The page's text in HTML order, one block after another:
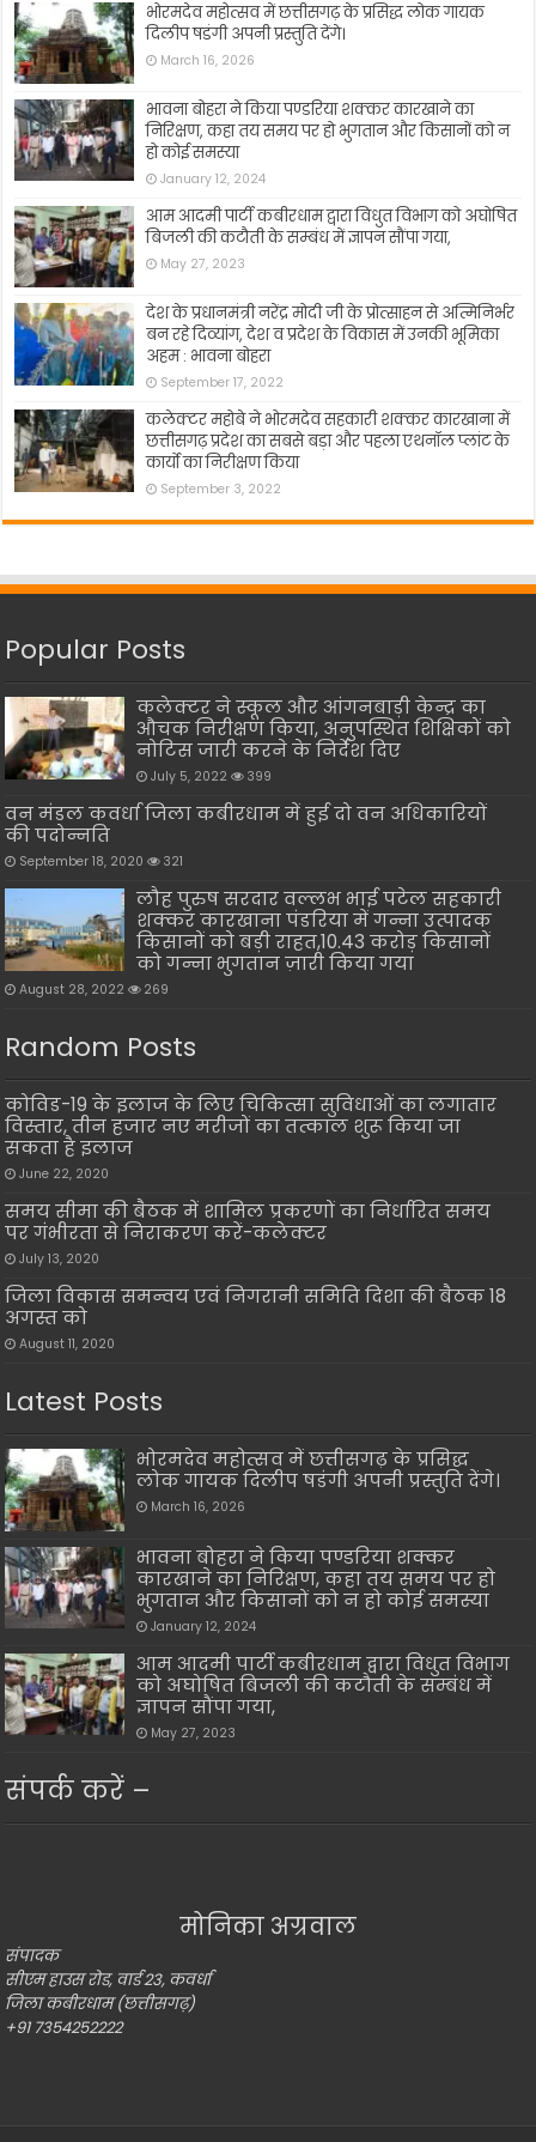
भोरमदेव महोत्सव में छत्तीसगढ़ के प्रसिद्ध लोक गायक
दिलीप षडंगी अपनी प्रस्तुति देंगे।
March 16, 2026
भावना बोहरा ने किया पण्डरिया शक्कर कारखाने का
निरिक्षण, कहा तय समय पर हो भुगतान और किसानों को न
हो कोई समस्या
January 12, 2024
आम आदमी पार्टी कबीरधाम द्वारा विधुत विभाग को अघोषित
बिजली की कटौती के सम्बंध में ज्ञापन सौंपा गया,
May 27, 2023
देश के प्रधानमंत्री नरेंद्र मोदी जी के प्रोत्साहन से अत्मिनिर्भर
बन रहे दिव्यांग, देश व प्रदेश के विकास में उनकी भूमिका
अहम : भावना बोहरा
September 17, 2022
कलेक्टर महोबे ने भोरमदेव सहकारी शक्कर कारखाना में
छत्तीसगढ़ प्रदेश का सबसे बड़ा और पहला एथनॉल प्लांट के
कार्यो का निरीक्षण किया
September 3, 2022
Popular Posts
कलेक्टर ने स्कूल और आंगनबाड़ी केन्द्र का
औचक निरीक्षण किया, अनुपस्थित शिक्षिकों को
नोटिस जारी करने के निर्देश दिए
July 5, 2022 399
वन मंडल कवर्धा जिला कबीरधाम में हुई दो वन अधिकारियों
की पदोन्नति
September 18, 2020 321
लौह पुरुष सरदार वल्लभ भाई पटेल सहकारी
शक्कर कारखाना पंडरिया में गन्ना उत्पादक
किसानों को बड़ी राहत,10.43 करोड़ किसानों
को गन्ना भुगतान ज़ारी किया गया
August 28, 2022 269
Random Posts
कोविड-19 के इलाज के लिए चिकित्सा सुविधाओं का लगातार
विस्तार, तीन हजार नए मरीजों का तत्काल शुरू किया जा
सकता है इलाज
June 22, 2020
समय सीमा की बैठक में शामिल प्रकरणों का निर्धारित समय
पर गंभीरता से निराकरण करें-कलेक्टर
July 13, 2020
जिला विकास समन्वय एवं निगरानी समिति दिशा की बैठक 18
अगस्त को
August 11, 2020
Latest Posts
भोरमदेव महोत्सव में छत्तीसगढ़ के प्रसिद्ध
लोक गायक दिलीप षडंगी अपनी प्रस्तुति देंगे।
March 16, 2026
भावना बोहरा ने किया पण्डरिया शक्कर
कारखाने का निरिक्षण, कहा तय समय पर हो
भुगतान और किसानों को न हो कोई समस्या
January 12, 2024
आम आदमी पार्टी कबीरधाम द्वारा विधुत विभाग
को अघोषित बिजली की कटौती के सम्बंध में
ज्ञापन सौंपा गया,
May 27, 2023
संपर्क करें –
मोनिका अग्रवाल
संपादक
सीएम हाउस रोड, वार्ड 23, कवर्धा
जिला कबीरधाम (छत्तीसगढ़)
+91 7354252222